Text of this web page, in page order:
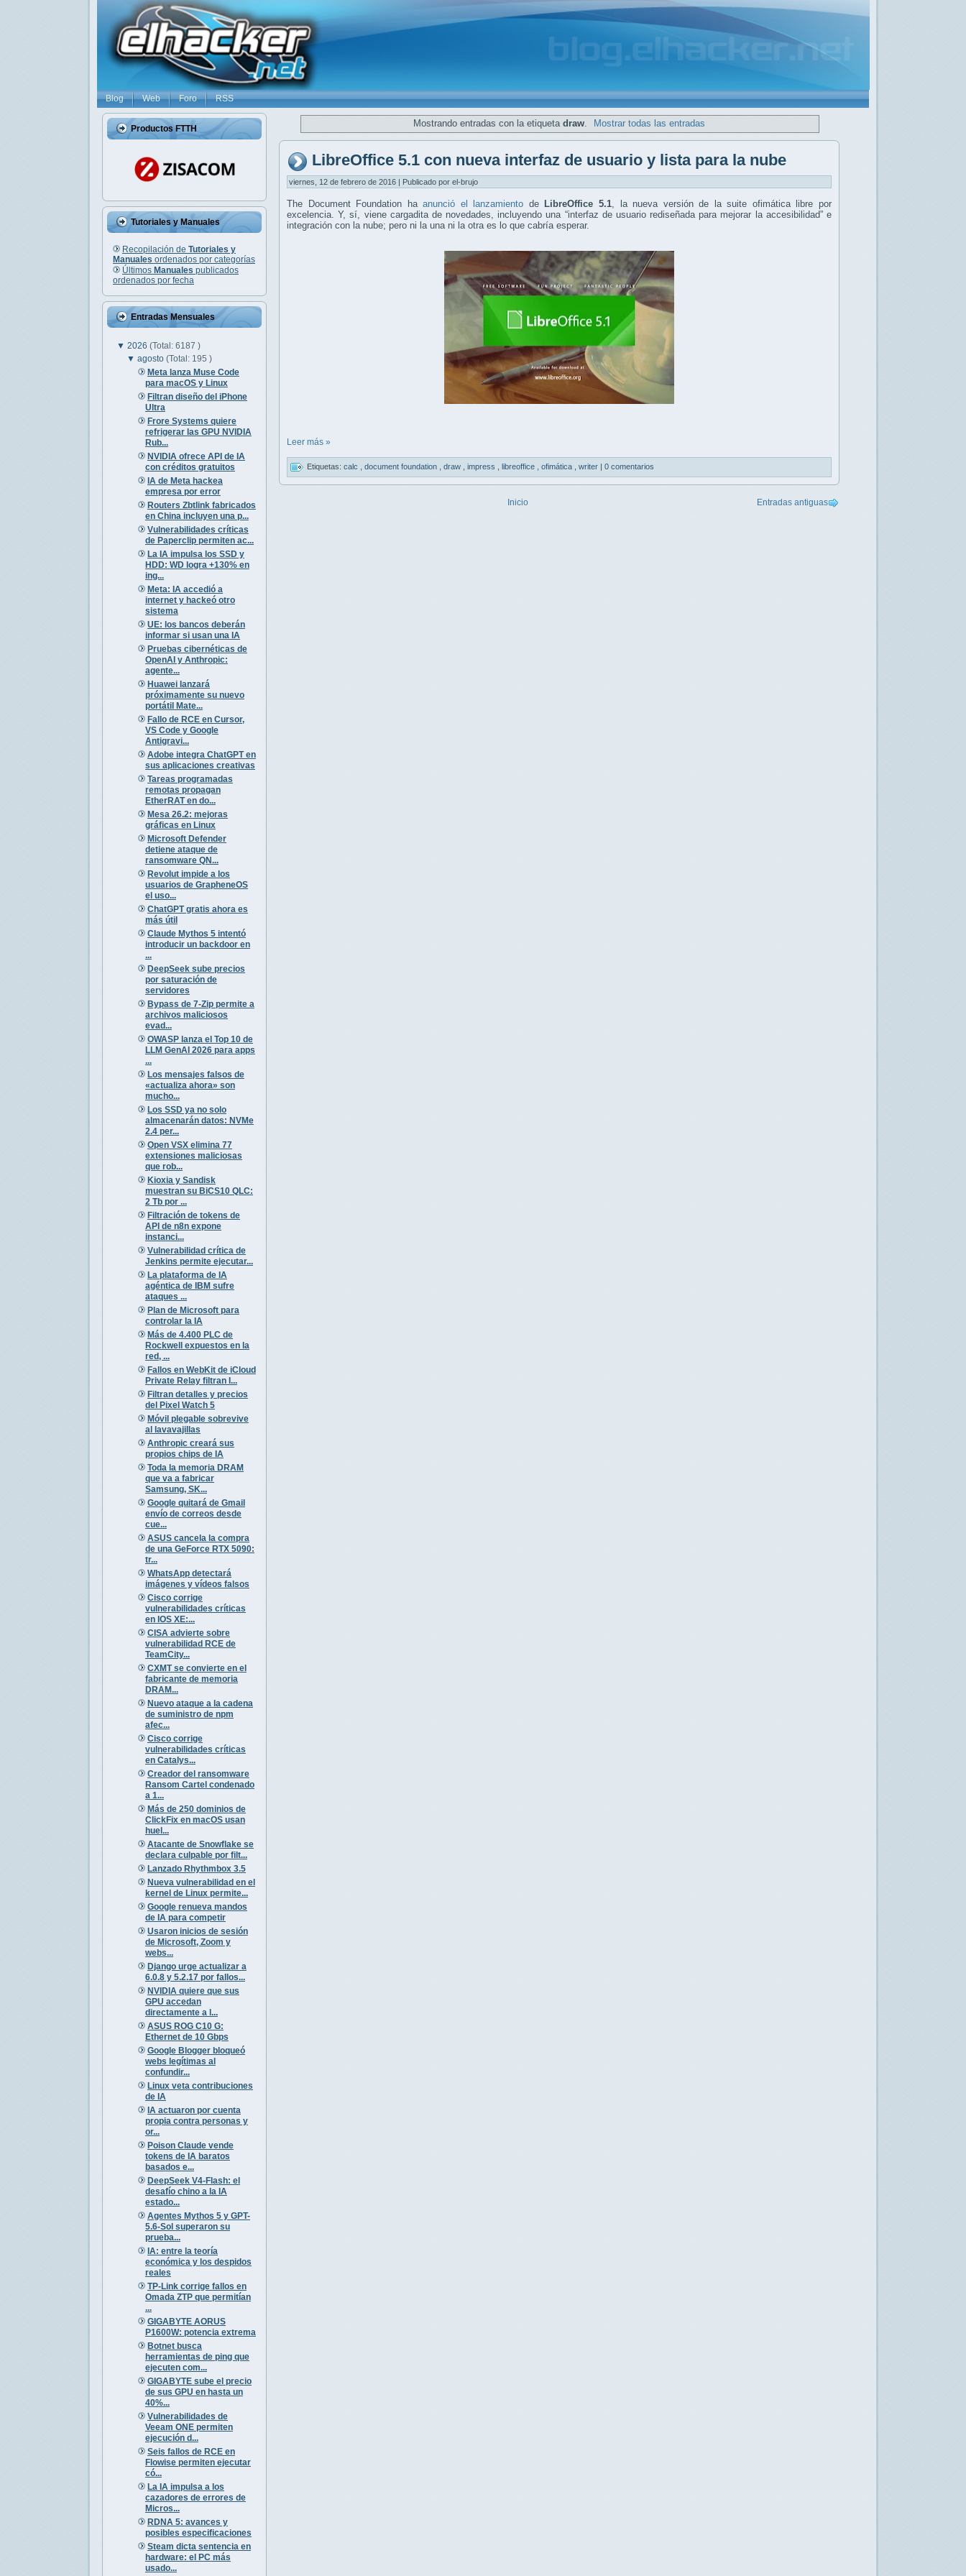
Blog Web Foro RSS
Productos FTTH
Tutoriales y Manuales
Recopilación de Tutoriales y
Manuales ordenados por categorías
Últimos Manuales publicados
ordenados por fecha
Entradas Mensuales
▼ 2026 (Total: 6187 )
▼agosto(Total: 195 )
Meta lanza Muse Code
para macOS y Linux
Filtran diseño del iPhone
Ultra
Frore Systems quiere
refrigerar las GPU NVIDIA
Rub...
NVIDIA ofrece API de IA
con créditos gratuitos
IA de Meta hackea
empresa por error
Routers Zbtlink fabricados
en China incluyen una p...
Vulnerabilidades críticas
de Paperclip permiten ac...
La IA impulsa los SSD y
HDD: WD logra +130% en
ing...
Meta: IA accedió a
internet y hackeó otro
sistema
UE: los bancos deberán
informar si usan una IA
Pruebas cibernéticas de
OpenAI y Anthropic:
agente...
Huawei lanzará
próximamente su nuevo
portátil Mate...
Fallo de RCE en Cursor,
VS Code y Google
Antigravi...
Adobe integra ChatGPT en
sus aplicaciones creativas
Tareas programadas
remotas propagan
EtherRAT en do...
Mesa 26.2: mejoras
gráficas en Linux
Microsoft Defender
detiene ataque de
ransomware QN...
Revolut impide a los
usuarios de GrapheneOS
el uso...
ChatGPT gratis ahora es
más útil
Claude Mythos 5 intentó
introducir un backdoor en
...
DeepSeek sube precios
por saturación de
servidores
Bypass de 7-Zip permite a
archivos maliciosos
evad...
OWASP lanza el Top 10 de
LLM GenAI 2026 para apps
...
Los mensajes falsos de
«actualiza ahora» son
mucho...
Los SSD ya no solo
almacenarán datos: NVMe
2.4 per...
Open VSX elimina 77
extensiones maliciosas
que rob...
Kioxia y Sandisk
muestran su BiCS10 QLC:
2 Tb por ...
Filtración de tokens de
API de n8n expone
instanci...
Vulnerabilidad crítica de
Jenkins permite ejecutar...
La plataforma de IA
agéntica de IBM sufre
ataques ...
Plan de Microsoft para
controlar la IA
Más de 4.400 PLC de
Rockwell expuestos en la
red, ...
Fallos en WebKit de iCloud
Private Relay filtran I...
Filtran detalles y precios
del Pixel Watch 5
Móvil plegable sobrevive
al lavavajillas
Anthropic creará sus
propios chips de IA
Toda la memoria DRAM
que va a fabricar
Samsung, SK...
Google quitará de Gmail
envío de correos desde
cue...
ASUS cancela la compra
de una GeForce RTX 5090:
tr...
WhatsApp detectará
imágenes y vídeos falsos
Cisco corrige
vulnerabilidades críticas
en IOS XE:...
CISA advierte sobre
vulnerabilidad RCE de
TeamCity...
CXMT se convierte en el
fabricante de memoria
DRAM...
Nuevo ataque a la cadena
de suministro de npm
afec...
Cisco corrige
vulnerabilidades críticas
en Catalys...
Creador del ransomware
Ransom Cartel condenado
a 1...
Más de 250 dominios de
ClickFix en macOS usan
huel...
Atacante de Snowflake se
declara culpable por filt...
Lanzado Rhythmbox 3.5
Nueva vulnerabilidad en el
kernel de Linux permite...
Google renueva mandos
de IA para competir
Usaron inicios de sesión
de Microsoft, Zoom y
webs...
Django urge actualizar a
6.0.8 y 5.2.17 por fallos...
NVIDIA quiere que sus
GPU accedan
directamente a l...
ASUS ROG C10 G:
Ethernet de 10 Gbps
Google Blogger bloqueó
webs legítimas al
confundir...
Linux veta contribuciones
de IA
IA actuaron por cuenta
propia contra personas y
or...
Poison Claude vende
tokens de IA baratos
basados e...
DeepSeek V4-Flash: el
desafío chino a la IA
estado...
Agentes Mythos 5 y GPT-
5.6-Sol superaron su
prueba...
IA: entre la teoría
económica y los despidos
reales
TP-Link corrige fallos en
Omada ZTP que permitían
...
GIGABYTE AORUS
P1600W: potencia extrema
Botnet busca
herramientas de ping que
ejecuten com...
GIGABYTE sube el precio
de sus GPU en hasta un
40%...
Vulnerabilidades de
Veeam ONE permiten
ejecución d...
Seis fallos de RCE en
Flowise permiten ejecutar
có...
La IA impulsa a los
cazadores de errores de
Micros...
RDNA 5: avances y
posibles especificaciones
Steam dicta sentencia en
hardware: el PC más
usado...
Mostrando entradas con la etiqueta draw. Mostrar todas las entradas
LibreOffice 5.1 con nueva interfaz de usuario y lista para la nube
viernes, 12 de febrero de 2016 | Publicado por el-brujo
The Document Foundation haanunció el lanzamiento de LibreOffice 5.1 , la nueva versión de la suite ofimática libre por
excelencia. Y, sí, viene cargadita de novedades, incluyendo una “interfaz de usuario rediseñada para mejorar la accesibilidad” e
integración con la nube; pero ni la una ni la otra es lo que cabría esperar.
Leer más »
Etiquetas: calc document foundation draw impress libreoffice ofimática writer | 0 comentarios
Entradas antiguas
Inicio